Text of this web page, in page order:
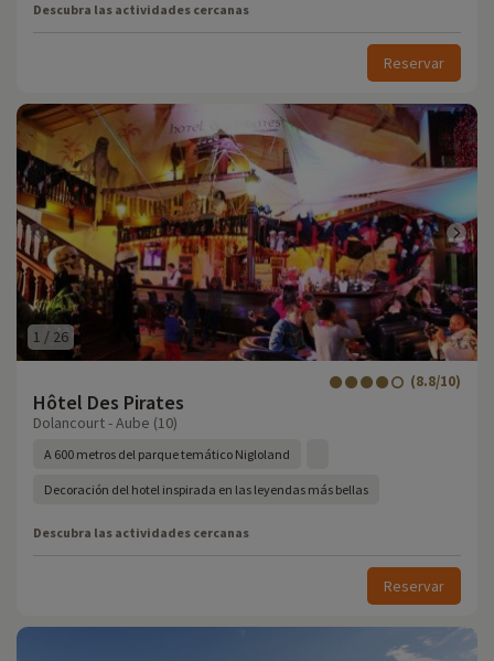
Descubra las actividades cercanas
Reservar
1 / 26
Hôtel Des Pirates
(8.8/10)
Dolancourt - Aube (10)
A 600 metros del parque temático Nigloland
Decoración del hotel inspirada en las leyendas más bellas
Descubra las actividades cercanas
Reservar